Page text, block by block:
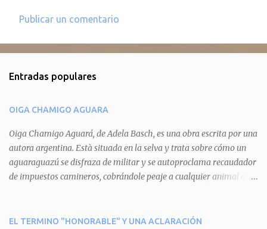
e
t
a
r
i
o
Publicar un comentario
Entradas populares
OIGA CHAMIGO AGUARA
Oiga Chamigo Aguará, de Adela Basch, es una obra escrita por una
autora argentina. Està situada en la selva y trata sobre cómo un
aguaraguazú se disfraza de militar y se autoproclama recaudador
de impuestos camineros, cobrándole peaje a cualquier animal que
aguará le provoca. De igual manera pasa con Tatú, el armadillo.
EL TERMINO "HONORABLE" Y UNA ACLARACIÓN